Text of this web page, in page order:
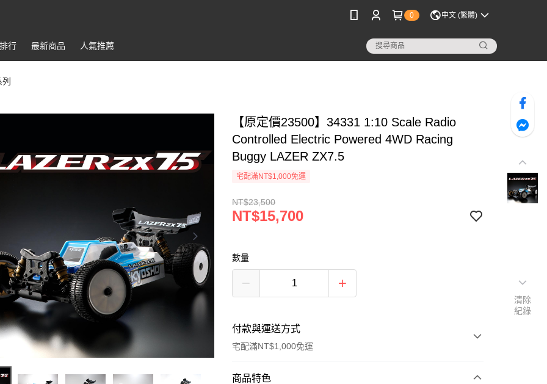
0 中文 (繁體)
行 最新商品 人氣推薦
【原定價23500】34331 1:10 Scale Radio
Controlled Electric Powered 4WD Racing
Buggy LAZER ZX7.5
宅配滿NT$1,000免運
NT$23,500
NT$15,700
數量
付款與運送方式
宅配滿NT$1,000免運
付款方式
商品特色
清除
紀錄